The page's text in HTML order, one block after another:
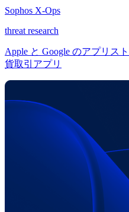
Sophos X-Ops
threat research
Apple と Google のアプリス
貨取引アプリ